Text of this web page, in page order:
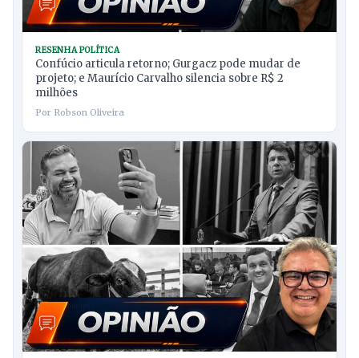
RESENHA POLÍTICA
Confúcio articula retorno; Gurgacz pode mudar de
projeto; e Maurício Carvalho silencia sobre R$ 2
milhões
Por Robson Oliveira